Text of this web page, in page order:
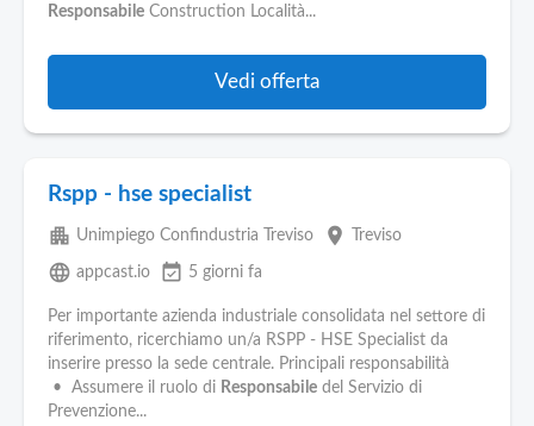
Responsabile Construction Località...
Vedi offerta
Rspp - hse specialist
apartment Unimpiego Confindustria Treviso place Treviso
language appcast.io event_available 5 giorni fa
Per importante azienda industriale consolidata nel settore di
riferimento, ricerchiamo un/a RSPP - HSE Specialist da
inserire presso la sede centrale. Principali responsabilità
• Assumere il ruolo di Responsabile del Servizio di
Prevenzione...